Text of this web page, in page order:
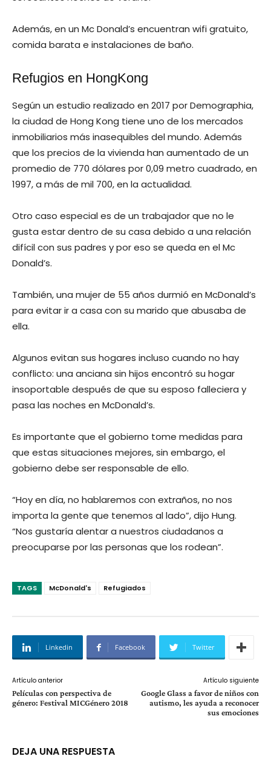
Además, en un Mc Donald’s encuentran wifi gratuito,
comida barata e instalaciones de baño.
Refugios en HongKong
Según un estudio realizado en 2017 por Demographia,
la ciudad de Hong Kong tiene uno de los mercados
inmobiliarios más inasequibles del mundo. Además
que los precios de la vivienda han aumentado de un
promedio de 770 dólares por 0,09 metro cuadrado, en
1997, a más de mil 700, en la actualidad.
Otro caso especial es de un trabajador que no le
gusta estar dentro de su casa debido a una relación
difícil con sus padres y por eso se queda en el Mc
Donald’s.
También, una mujer de 55 años durmió en McDonald’s
para evitar ir a casa con su marido que abusaba de
ella.
Algunos evitan sus hogares incluso cuando no hay
conflicto: una anciana sin hijos encontró su hogar
insoportable después de que su esposo falleciera y
pasa las noches en McDonald’s.
Es importante que el gobierno tome medidas para
que estas situaciones mejores, sin embargo, el
gobierno debe ser responsable de ello.
“Hoy en día, no hablaremos con extraños, no nos
importa la gente que tenemos al lado”, dijo Hung.
“Nos gustaría alentar a nuestros ciudadanos a
preocuparse por las personas que los rodean”.
TAGS McDonald's Refugiados
Linkedin Facebook Twitter
Artículo anterior
Películas con perspectiva de
género: Festival MICGénero 2018
Artículo siguiente
Google Glass a favor de niños con
autismo, les ayuda a reconocer
sus emociones
DEJA UNA RESPUESTA